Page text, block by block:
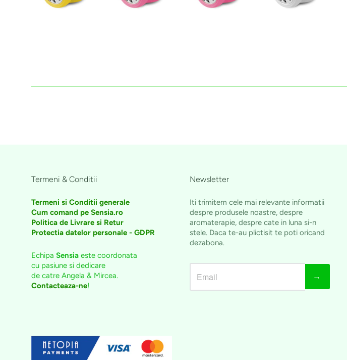
Termeni & Conditii
Termeni si Conditii generale
Cum comand pe Sensia.ro
Politica de Livrare si Retur
Protectia datelor personale - GDPR
Echipa Sensia este coordonata
cu pasiune si dedicare
de catre Angela & Mircea.
Contacteaza-ne!
Newsletter
Iti trimitem cele mai relevante informatii
despre produsele noastre, despre
aromaterapie, despre cate in luna si-n
stele. Daca te-au plictisit te poti oricand
dezabona.
→